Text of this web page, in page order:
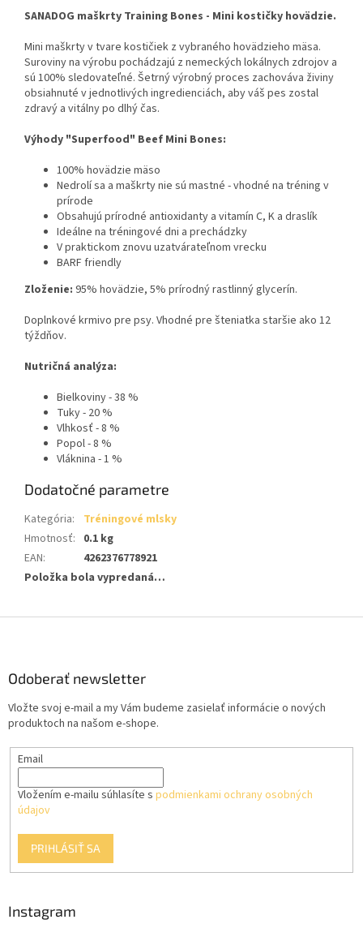
SANADOG maškrty Training Bones - Mini kostičky hovädzie.
Mini maškrty v tvare kostičiek z vybraného hovädzieho mäsa.
Suroviny na výrobu pochádzajú z nemeckých lokálnych zdrojov a
sú 100% sledovateľné. Šetrný výrobný proces zachováva živiny
obsiahnuté v jednotlivých ingredienciách, aby váš pes zostal
zdravý a vitálny po dlhý čas.
Výhody "Superfood" Beef Mini Bones:
100% hovädzie mäso
Nedrolí sa a maškrty nie sú mastné - vhodné na tréning v
prírode
Obsahujú prírodné antioxidanty a vitamín C, K a draslík
Ideálne na tréningové dni a prechádzky
V praktickom znovu uzatvárateľnom vrecku
BARF friendly
Zloženie: 95% hovädzie, 5% prírodný rastlinný glycerín.
Doplnkové krmivo pre psy. Vhodné pre šteniatka staršie ako 12
týždňov.
Nutričná analýza:
Bielkoviny - 38 %
Tuky - 20 %
Vlhkosť - 8 %
Popol - 8 %
Vláknina - 1 %
Dodatočné parametre
Kategória:
Tréningové mlsky
Hmotnosť: 0.1 kg
EAN:
4262376778921
Položka bola vypredaná…
Odoberať newsletter
Vložte svoj e-mail a my Vám budeme zasielať informácie o nových
produktoch na našom e-shope.
Email
Vložením e-mailu súhlasíte s podmienkami ochrany osobných
údajov
PRIHLÁSIŤ SA
Instagram